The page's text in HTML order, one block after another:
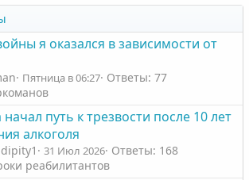
в
н
ы
й
г
о
л
о
с
в
н
ы
й
г
о
л
о
я оказался в зависимости от
Пятница в 06:27 Ответы: 77
путь к трезвости после 10 лет
алкоголя
31 Июл 2026 Ответы: 168
реабилитантов